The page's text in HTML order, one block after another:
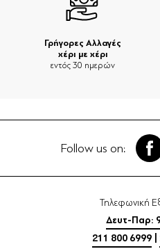
Γρήγορες Αλλαγές
χέρι με χέρι
εντός 30 ημερών
Follow us on:
Τηλεφωνική
Δευτ-Παρ:
211 800 6999